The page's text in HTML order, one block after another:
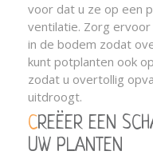
voor dat u ze op een
ventilatie. Zorg
in de bodem zodat
kunt potplanten ook
zodat u overtollig
uitdroogt.
CREËER EEN SCHADUWRIJKE PLEK VOOR
UW PLANTEN